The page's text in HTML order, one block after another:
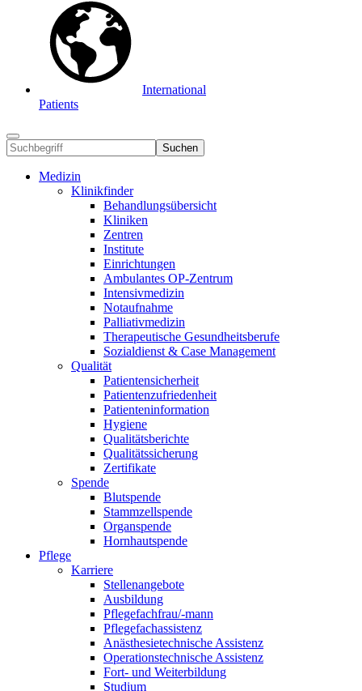
International
Patients
Suchen
Medizin
Klinikfinder
Behandlungsübersicht
Kliniken
Zentren
Institute
Einrichtungen
Ambulantes OP-Zentrum
Intensivmedizin
Notaufnahme
Palliativmedizin
Therapeutische Gesundheitsberufe
Sozialdienst & Case Management
Qualität
Patientensicherheit
Patientenzufriedenheit
Patienteninformation
Hygiene
Qualitätsberichte
Qualitätssicherung
Zertifikate
Spende
Blutspende
Stammzellspende
Organspende
Hornhautspende
Pflege
Karriere
Stellenangebote
Ausbildung
Pflegefachfrau/-mann
Pflegefachassistenz
Anästhesietechnische Assistenz
Operationstechnische Assistenz
Fort- und Weiterbildung
Studium